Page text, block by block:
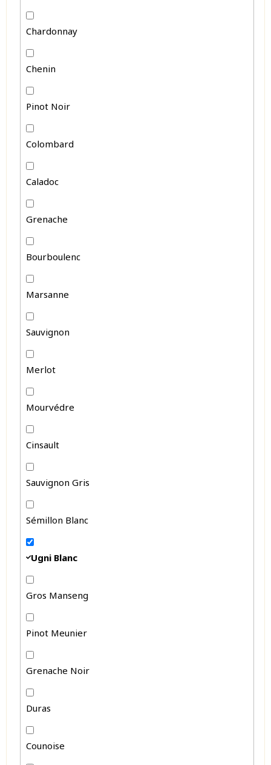
Chardonnay
Chenin
Pinot Noir
Colombard
Caladoc
Grenache
Bourboulenc
Marsanne
Sauvignon
Merlot
Mourvédre
Cinsault
Sauvignon Gris
Sémillon Blanc
Ugni Blanc
Gros Manseng
Pinot Meunier
Grenache Noir
Duras
Counoise